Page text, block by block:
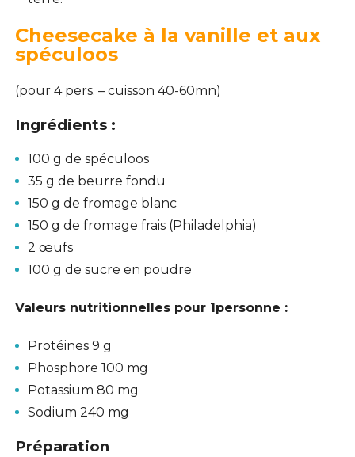
Cheesecake à la vanille et aux
spéculoos
(pour 4 pers. – cuisson 40-60mn)
Ingrédients:
100 g de spéculoos
35 g de beurre fondu
150 g de fromage blanc
150 g de fromage frais (Philadelphia)
2 œufs
100 g de sucre en poudre
Valeurs nutritionnelles pour 1personne :
Protéines 9 g
Phosphore 100 mg
Potassium 80 mg
Sodium 240 mg
Préparation